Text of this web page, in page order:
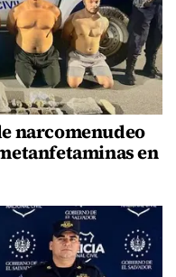
narcomenudeo
en